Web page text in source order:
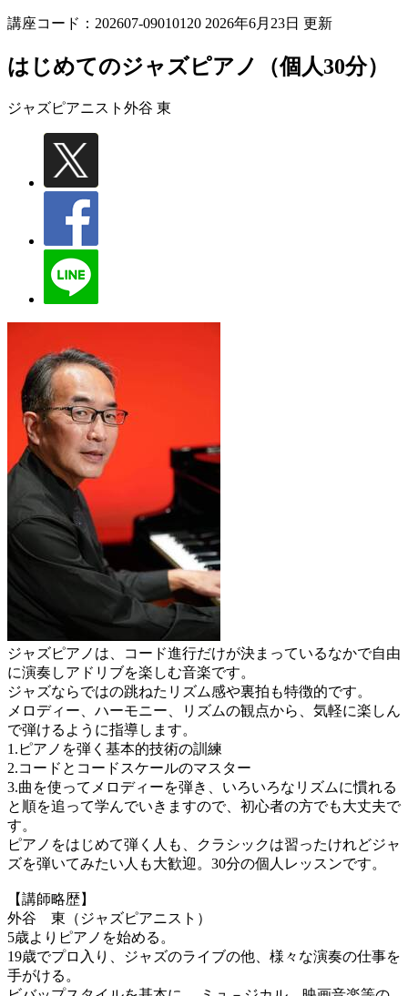
講座コード：202607-09010120 2026年6月23日 更新
はじめてのジャズピアノ（個人30分）
ジャズピアニスト 外谷 東
ジャズピアノは、コード進行だけが決まっているなかで自由
に演奏しアドリブを楽しむ音楽です。
ジャズならではの跳ねたリズム感や裏拍も特徴的です。
メロディー、ハーモニー、リズムの観点から、気軽に楽しん
で弾けるように指導します。
1.ピアノを弾く基本的技術の訓練
2.コードとコードスケールのマスター
3.曲を使ってメロディーを弾き、いろいろなリズムに慣れる
と順を追って学んでいきますので、初心者の方でも大丈夫で
す。
ピアノをはじめて弾く人も、クラシックは習ったけれどジャ
ズを弾いてみたい人も大歓迎。30分の個人レッスンです。
【講師略歴】
外谷 東（ジャズピアニスト）
5歳よりピアノを始める。
19歳でプロ入り、ジャズのライブの他、様々な演奏の仕事を
手がける。